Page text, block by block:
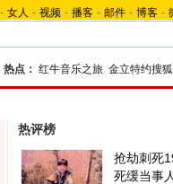
- 女人 - 视频 - 播客 - 邮件 - 博客 -
热点： 红牛音乐之旅 金立特约搜
热评榜
抢劫刺死
死缓当事